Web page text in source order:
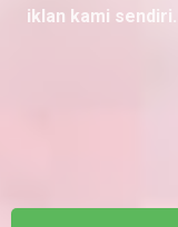
iklan kami